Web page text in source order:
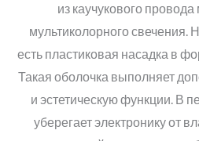
из каучукового
мультиколорного свечения.
есть пластиковая насадка в
Такая оболочка выполняет
и эстетическую функции. В
уберегает электронику от